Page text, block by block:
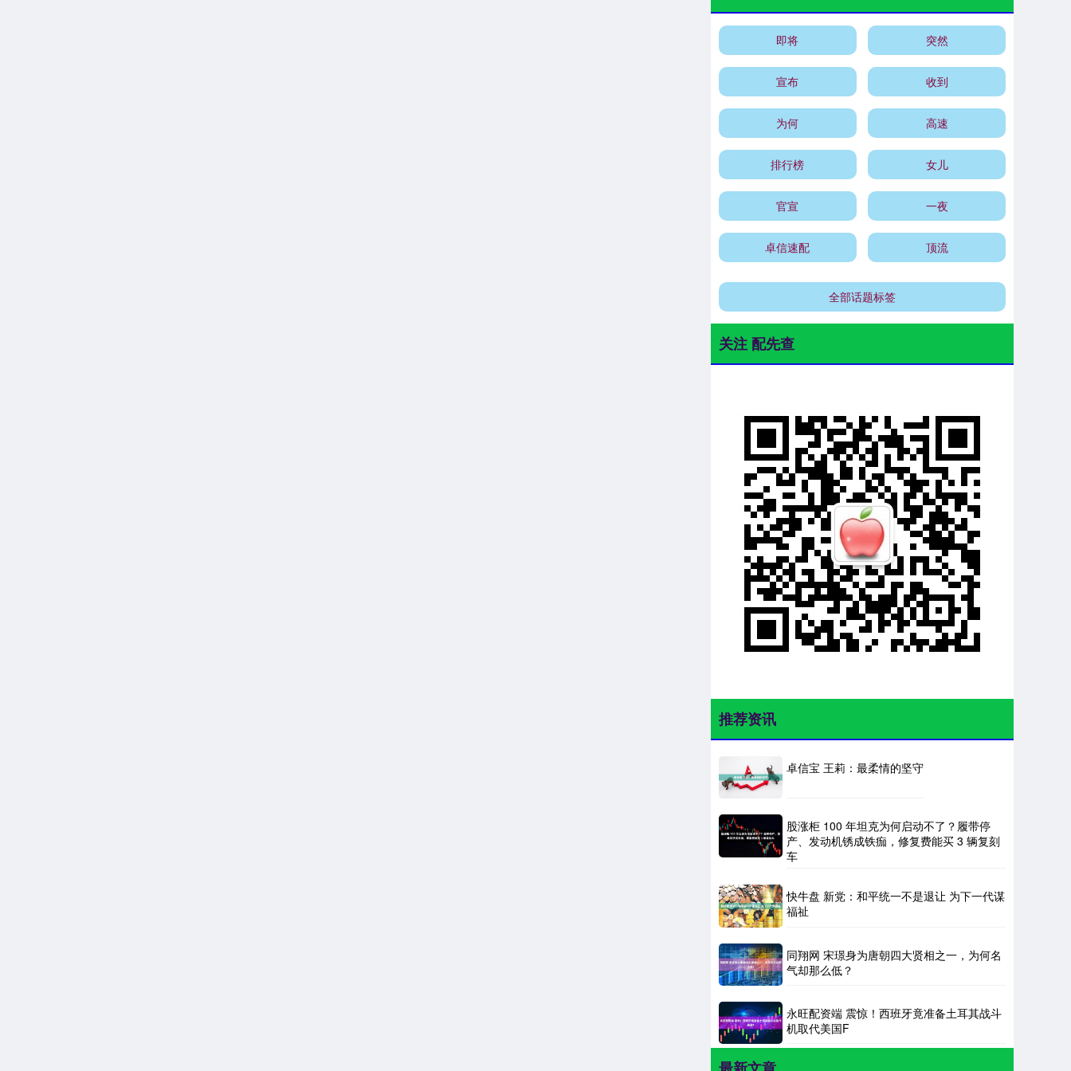
即将 突然
宣布 收到
为何 高速
排行榜 女儿
官宣 一夜
卓信速配 顶流
全部话题标签
关注 配先查
推荐资讯
卓信宝 王莉：最柔情的坚守
股涨柜 100 年坦克为何启动不了？履带停
产、发动机锈成铁痂，修复费能买 3 辆复刻
车
快牛盘 新党：和平统一不是退让 为下一代谋
福祉
同翔网 宋璟身为唐朝四大贤相之一，为何名
气却那么低？
永旺配资端 震惊！西班牙竟准备土耳其战斗
机取代美国F